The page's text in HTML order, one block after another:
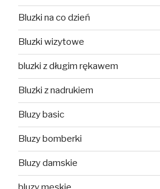
Bluzki na co dzień
Bluzki wizytowe
bluzki z długim rękawem
Bluzki z nadrukiem
Bluzy basic
Bluzy bomberki
Bluzy damskie